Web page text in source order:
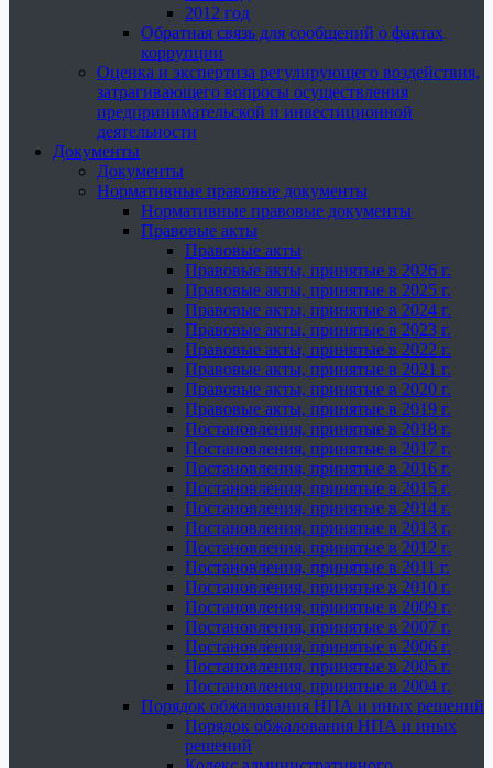
2012 год
Обратная связь для сообщений о фактах
коррупции
Оценка и экспертиза регулирующего воздействия,
затрагивающего вопросы осуществления
предпринимательской и инвестиционной
деятельности
Документы
Документы
Нормативные правовые документы
Нормативные правовые документы
Правовые акты
Правовые акты
Правовые акты, принятые в 2026 г.
Правовые акты, принятые в 2025 г.
Правовые акты, принятые в 2024 г.
Правовые акты, принятые в 2023 г.
Правовые акты, принятые в 2022 г.
Правовые акты, принятые в 2021 г.
Правовые акты, принятые в 2020 г.
Правовые акты, принятые в 2019 г.
Постановления, принятые в 2018 г.
Постановления, принятые в 2017 г.
Постановления, принятые в 2016 г.
Постановления, принятые в 2015 г.
Постановления, принятые в 2014 г.
Постановления, принятые в 2013 г.
Постановления, принятые в 2012 г.
Постановления, принятые в 2011 г.
Постановления, принятые в 2010 г.
Постановления, принятые в 2009 г.
Постановления, принятые в 2007 г.
Постановления, принятые в 2006 г.
Постановления, принятые в 2005 г.
Постановления, принятые в 2004 г.
Порядок обжалования НПА и иных решений
Порядок обжалования НПА и иных
решений